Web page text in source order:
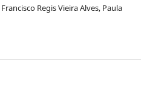
Regis Vieira Alves, Paula